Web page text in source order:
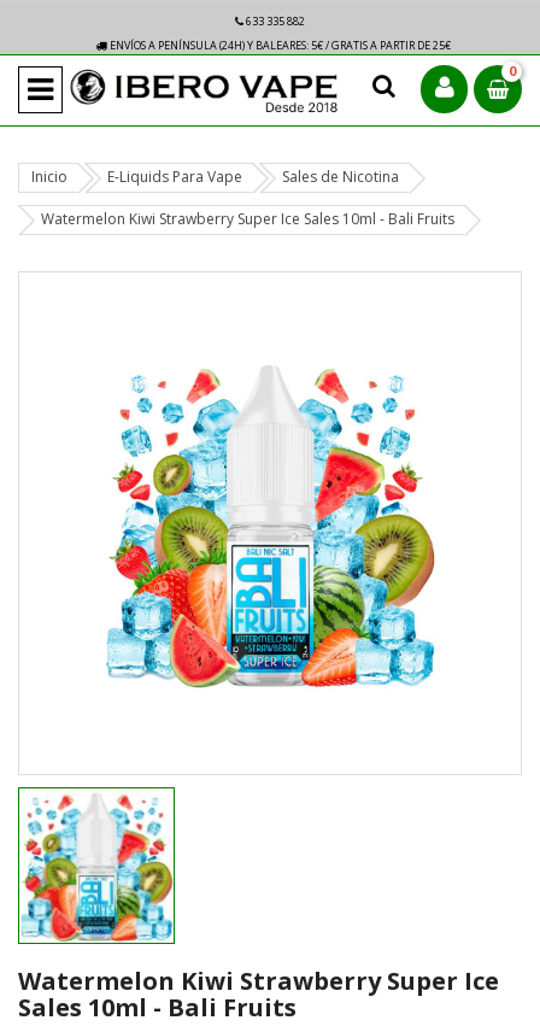
633 335 882
ENVÍOS A PENÍNSULA (24H) Y BALEARES: 5€ / GRATIS A PARTIR DE 25€
0
Inicio E-Liquids Para Vape Sales de Nicotina
Watermelon Kiwi Strawberry Super Ice Sales 10ml - Bali Fruits
Watermelon Kiwi Strawberry Super Ice
Sales 10ml - Bali Fruits